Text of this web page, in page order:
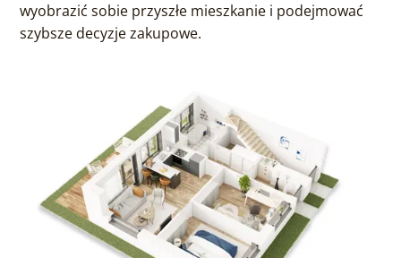
wyobrazić sobie przyszłe mieszkanie i podejmować
szybsze decyzje zakupowe.